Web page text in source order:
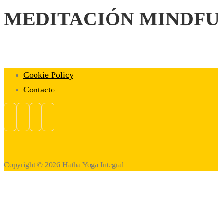
MEDITACIÓN
Cookie Policy
Contacto
Copyright © 2026 Hatha Yoga Integral